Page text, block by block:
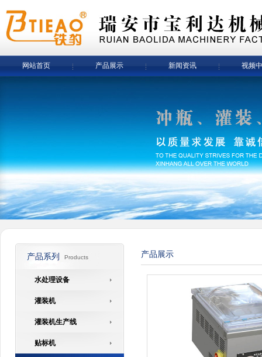
网站首页 产品展示 新闻资讯 视频
产品系列 Products
水处理设备
灌装机
灌装机生产线
贴标机
产品展示